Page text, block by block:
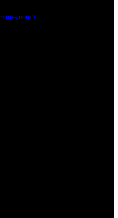
nous ?